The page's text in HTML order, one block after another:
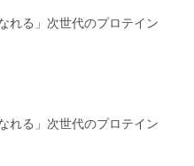
フロイ
れる」次世代のプロテイン
れる」次世代のプロテイン